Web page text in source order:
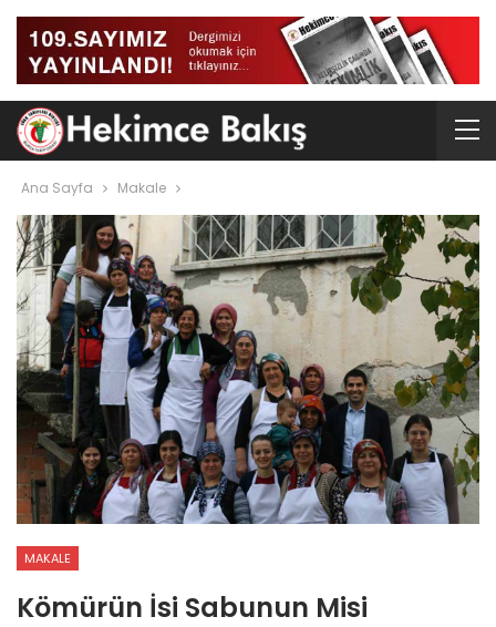
Ana Sayfa Makale
MAKALE
Kömürün İsi Sabunun Misi